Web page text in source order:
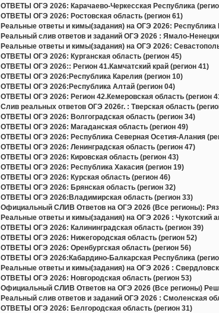
ОТВЕТЫ ОГЭ 2026: Карачаево-Черкесская Республика
ОТВЕТЫ ОГЭ 2026: Ростовская область (регион 61)
Реальные ответы и кимы(задания) на ОГЭ 2026: Республика
Реальный слив ответов и заданий ОГЭ 2026 : Ямало-
Реальные ответы и кимы(задания) на ОГЭ 2026:
ОТВЕТЫ ОГЭ 2026: Курганская область (регион 45)
ОТВЕТЫ ОГЭ 2026:: Регион 41.Камчатский край (регион 41)
ОТВЕТЫ ОГЭ 2026:Республика Карелия (регион 10)
ОТВЕТЫ ОГЭ 2026:Республика Алтай (регион 04)
ОТВЕТЫ ОГЭ 2026: Регион 42.Кемеровская область (регион
Слив реальных ответов ОГЭ 2026г. : Тверская область
ОТВЕТЫ ОГЭ 2026: Волгоградская область (регион 34)
ОТВЕТЫ ОГЭ 2026: Магаданская область (регион 49)
ОТВЕТЫ ОГЭ 2026: Республика Северная Осетия-Алания
ОТВЕТЫ ОГЭ 2026: Ленинградская область (регион 47)
ОТВЕТЫ ОГЭ 2026: Кировская область (регион 43)
ОТВЕТЫ ОГЭ 2026: Республика Хакасия (регион 19)
ОТВЕТЫ ОГЭ 2026: Курская область (регион 46)
ОТВЕТЫ ОГЭ 2026: Брянская область (регион 32)
ОТВЕТЫ ОГЭ 2026:Владимирская область (регион 33)
Официальный СЛИВ Ответов на ОГЭ 2026 (Все регионы):
Реальные ответы и кимы(задания) на ОГЭ 2026 : Чукотский
ОТВЕТЫ ОГЭ 2026: Калининградская область (регион 39)
ОТВЕТЫ ОГЭ 2026: Нижегородская область (регион 52)
ОТВЕТЫ ОГЭ 2026: Оренбургская область (регион 56)
ОТВЕТЫ ОГЭ 2026:Кабардино-Балкарская Республика
Реальные ответы и кимы(задания) на ОГЭ 2026 :
ОТВЕТЫ ОГЭ 2026: Новгородская область (регион 53)
Официальный СЛИВ Ответов на ОГЭ 2026 (Все регионы)
Реальный слив ответов и заданий ОГЭ 2026 : Смоленская
ОТВЕТЫ ОГЭ 2026: Белгородская область (регион 31)